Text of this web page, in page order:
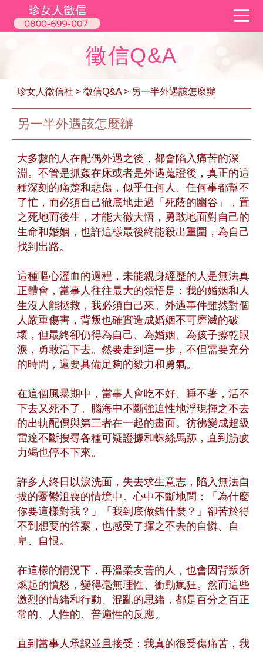
徵信Q&A
珍女人徵信社 > 徵信Q&A> 另一半外遇該怎麼辦
另一半外遇該怎麼辦
大多數的人在配偶外遇之後，都會陷入痛苦的深
淵。不管是抓姦在床或者是外遇蒐證後，真正的這
種深刻的痛楚和悲傷，似乎任何人、任何事都幫不
了忙，而必須自己徹底地走過「死蔭的幽谷」，置
之死地而後生，才能大徹大悟，勇敢地面對自己的
生命和婚姻，也許這樣最後終能殺出重圍，為自己
找到出路。
這種嘔心瀝血的過程，未能親身經歷的人是無法真
正體會，當事人往往最大的領悟是：我的婚姻和人
生沒人能拯救，我必須自己來。外遇事件雖然對個
人嚴重傷害，背叛也確實造成婚姻不可磨滅的破
壞，但最終卻仍得為自己、為婚姻、為孩子擦乾眼
淚，勇敢活下去。然要走到這一步，不但需要充分
的時間，還要具備足夠的毅力和勇氣。
在這個風暴期中，當事人會吃不好、睡不著，活不
下去又死不了。腦海中不斷強迫性地浮現揮之不去
的出軌配偶與第三者在一起的畫面。彷彿變成超級
雷達不斷搜尋各種可疑證據和蛛絲馬跡，直到筋疲
力竭也停不下來。
許多人終日以淚洗面，失去求生意志，陷入無法自
拔的憂鬱沮喪的情境中。心中不斷地問：「為什麼
你要這樣對我？」「我到底做錯什麼？」卻苦於得
不到想要的答案，也感受了揮之不去的自憐、自
卑、自恨。
在這樣的情況下，再溫柔友善的人，也會因背叛所
燃起的憤怒，變得毫無理性、衝動瘋狂。然而這些
激烈的情緒和行動、混亂的思緒，都是百分之百正
常的、人性的、普遍性的反應。
直到當事人承認並且接受：我真的很受傷痛苦，我